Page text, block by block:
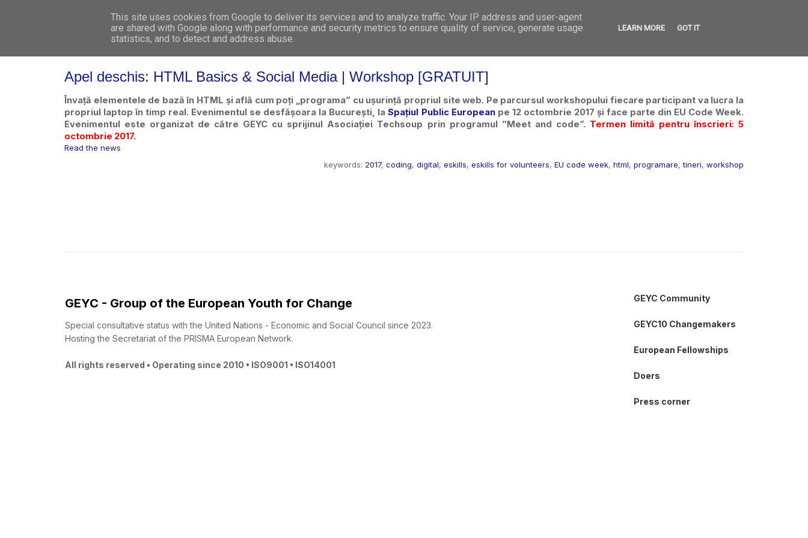
CONTACT
GET INVOLVED
WHAT WE DO
WHO WE ARE
Apel deschis: HTML Basics & Social Media | Workshop [GRATUIT]
Învață elementele de bază în HTML și află cum poți „programa” cu ușurință propriul site web. Pe parcursul workshopului fiecare participant va lucra la
propriul laptop în timp real. Evenimentul se desfășoara la București, la Spațiul Public European pe 12 octombrie 2017 și face parte din EU Code Week.
Evenimentul este organizat de către GEYC cu sprijinul Asociației Techsoup prin programul ”Meet and code”. Termen limită pentru înscrieri: 5
octombrie 2017.
Read the news
keywords: 2017, coding, digital, eskills, eskills for volunteers, EU code week, html, programare,tineri, workshop
GEYC - Group of the European Youth for Change
Special consultative status with the United Nations - Economic and Social Council since 2023.
Hosting the Secretariat of the PRISMA European Network.
All rights reserved • Operating since 2010 • ISO9001 • ISO14001
GEYC Community
GEYC10 Changemakers
European Fellowships
Doers
Press corner
This site uses cookies from Google to deliver its services and to analyze traffic. Your IP address and user-agent
are shared with Google along with performance and security metrics to ensure quality of service, generate usage
statistics, and to detect and address abuse.
LEARN MORE GOT IT